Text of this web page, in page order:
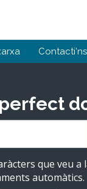
Contacti'ns
que veu a
automàtics.